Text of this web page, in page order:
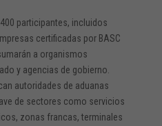
participantes, incluidos
certificadas por BASC
a organismos
y agencias de gobierno.
autoridades de aduanas
de sectores como servicios
zonas francas, terminales